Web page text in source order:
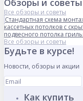
Обзоры и советы
Все обзоры и советы
Стандартная схема
кассетных потолков с
подвесного потолка
Все обзоры и советы
Будьте в курсе!
Новости, обзоры и акции
Как купить